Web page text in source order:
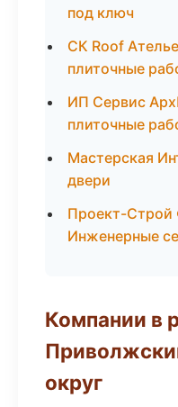
под ключ
СК Roof
плиточные
ИП Сервис
плиточные
Мастерская
двери
Проект-Строй
Инженерные
Компании в
округ